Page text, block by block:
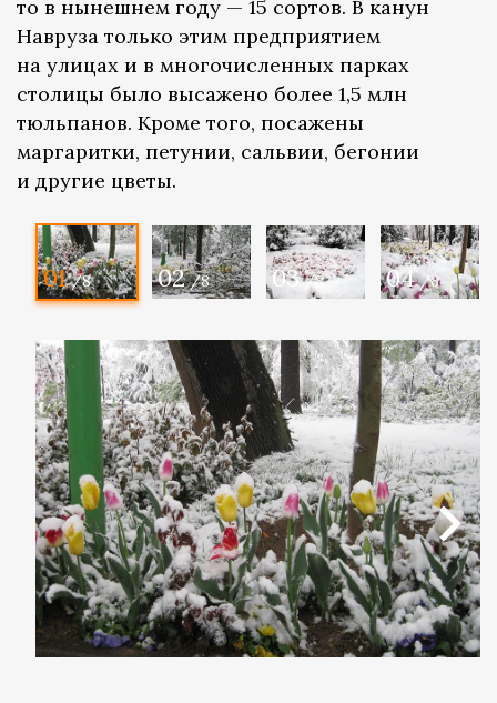
то в нынешнем году — 15 сортов. В канун
Навруза только этим предприятием
на улицах и в многочисленных парках
столицы было высажено более 1,5 млн
тюльпанов. Кроме того, посажены
маргаритки, петунии, сальвии, бегонии
и другие цветы.
01 /8 02 /8 03 /8 04 /8